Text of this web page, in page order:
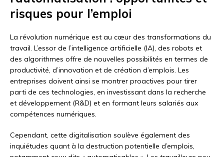
risques pour l’emploi
La révolution numérique est au cœur des transformations du
travail. L’essor de l’intelligence artificielle (IA), des robots et
des algorithmes offre de nouvelles possibilités en termes de
productivité, d’innovation et de création d’emplois. Les
entreprises doivent ainsi se montrer proactives pour tirer
parti de ces technologies, en investissant dans la recherche
et développement (R&D) et en formant leurs salariés aux
compétences numériques.
Cependant, cette digitalisation soulève également des
inquiétudes quant à la destruction potentielle d’emplois,